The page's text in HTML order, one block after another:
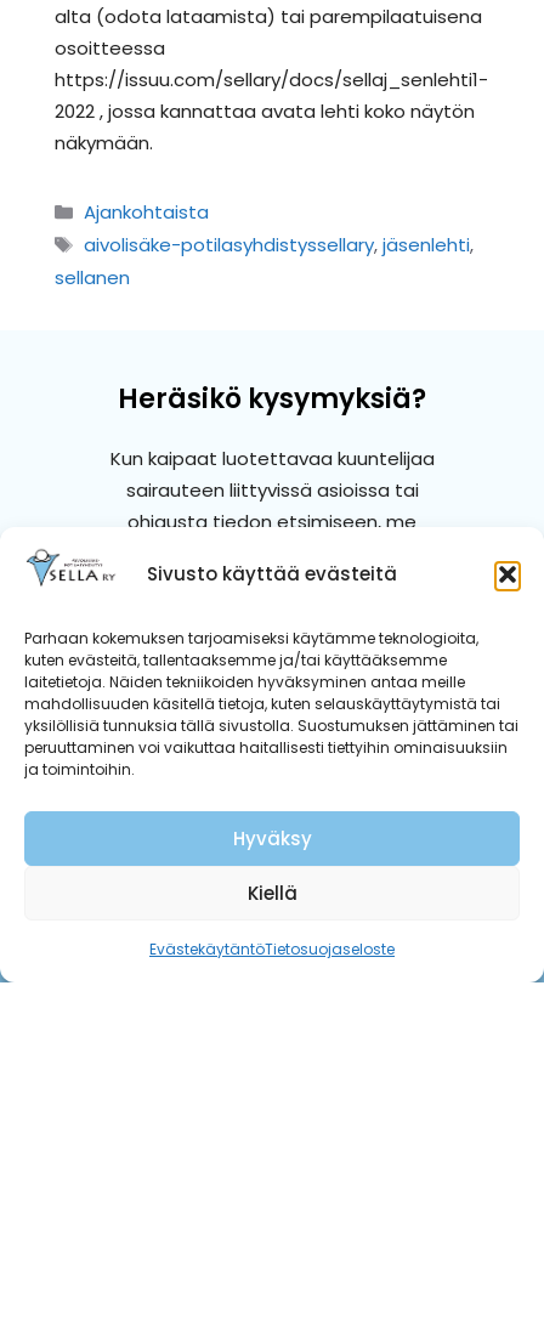
Sivusto käyttää evästeitä
Parhaan kokemuksen tarjoamiseksi käytämme teknologioita,
kuten evästeitä, tallentaaksemme ja/tai käyttääksemme
laitetietoja. Näiden tekniikoiden hyväksyminen antaa meille
mahdollisuuden käsitellä tietoja, kuten selauskäyttäytymistä tai
yksilöllisiä tunnuksia tällä sivustolla. Suostumuksen jättäminen tai
peruuttaminen voi vaikuttaa haitallisesti tiettyihin ominaisuuksiin
ja toimintoihin.
Hyväksy
Kiellä
EvästekäytäntöTietosuojaseloste
alta (odota lataamista) tai parempilaatuisena
osoitteessa
https://issuu.com/sellary/docs/sellaj_senlehti1-
2022 , jossa kannattaa avata lehti koko näytön
näkymään.
Kategoriat
Ajankohtaista
Avainsanat
aivolisäke-potilasyhdistyssellary,jäsenlehti,
sellanen
Heräsikö kysymyksiä?
Kun kaipaat luotettavaa kuuntelijaa
sairauteen liittyvissä asioissa tai
ohjausta tiedon etsimiseen, me